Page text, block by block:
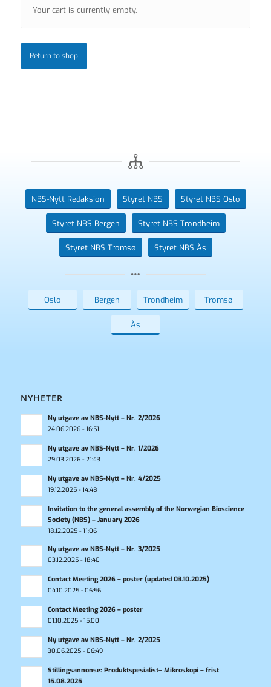
Your cart is currently empty.
Return to shop
NBS-Nytt Redaksjon Styret NBS Styret NBS Oslo
Styret NBS Bergen Styret NBS Trondheim
Styret NBS Tromsø Styret NBS Ås
Oslo Bergen Trondheim Tromsø
Ås
NYHETER
Ny utgave av NBS-Nytt – Nr. 2/2026
24.06.2026 - 16:51
Ny utgave av NBS-Nytt – Nr. 1/2026
29.03.2026 - 21:43
Ny utgave av NBS-Nytt – Nr. 4/2025
19.12.2025 - 14:48
Invitation to the general assembly of the Norwegian Bioscience
Society (NBS) – January 2026
18.12.2025 - 11:06
Ny utgave av NBS-Nytt – Nr. 3/2025
03.12.2025 - 18:40
Contact Meeting 2026 – poster (updated 03.10.2025)
04.10.2025 - 06:56
Contact Meeting 2026 – poster
01.10.2025 - 15:00
Ny utgave av NBS-Nytt – Nr. 2/2025
30.06.2025 - 06:49
Stillingsannonse: Produktspesialist– Mikroskopi – frist
15.08.2025